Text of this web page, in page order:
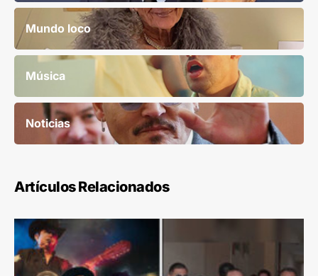
Mundo loco
Música
Noticias
Artículos Relacionados